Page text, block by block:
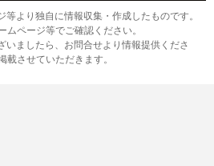
より独自に情報収集・作成したものです。
ページ等でご確認ください。
いましたら、お問合せより情報提供くださ
載させていただきます。